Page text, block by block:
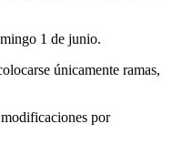
1 de junio.
únicamente ramas,
por